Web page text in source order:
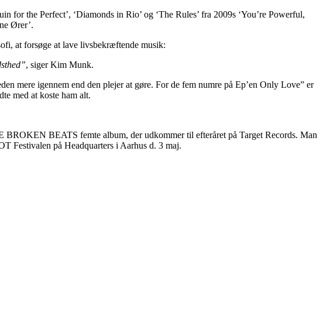
the Perfect’, ‘Diamonds in Rio’ og ‘The Rules’ fra 2009s ‘You’re Powerful,
Ører’.
at forsøge at lave livsbekræftende musik:
, siger Kim Munk.
mere igennem end den plejer at gøre. For de fem numre på Ep’en Only Love” er
med at koste ham alt.
BROKEN BEATS femte album, der udkommer til efteråret på Target Records. Man
Festivalen på Headquarters i Aarhus d. 3 maj.